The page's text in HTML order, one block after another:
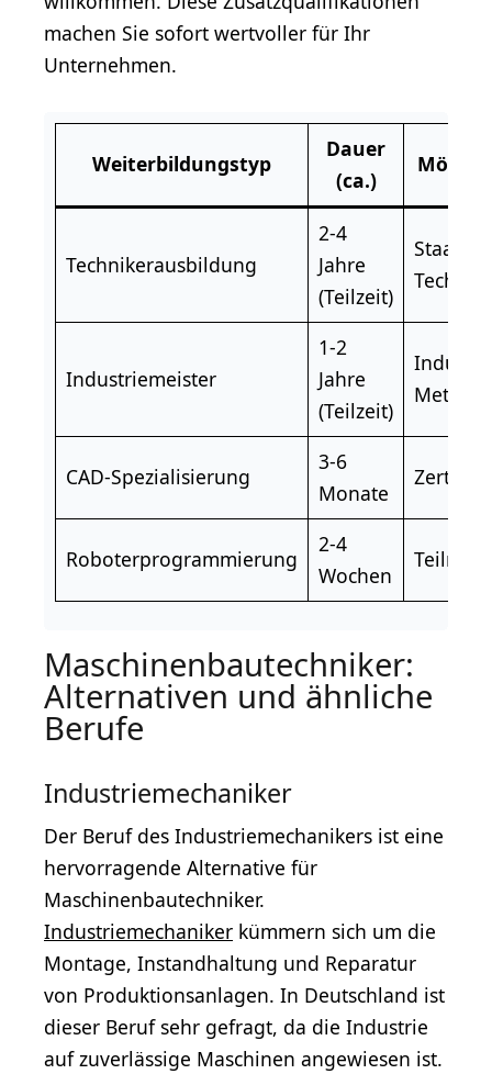
machen Sie sofort wertvoller für Ihr
Unternehmen.
Weiterbildungstyp
Dauer
(ca.)
Technikerausbildung
2-4
Jahre
(Teilzeit)
Industriemeister
1-2
Jahre
(Teilzeit)
Metall
CAD-Spezialisierung
3-6
Monate
Roboterprogrammierung
2-4
Wochen
Maschinenbautechniker:
Alternativen und ähnliche
Berufe
Industriemechaniker
Der Beruf des Industriemechanikers ist eine
hervorragende Alternative für
Maschinenbautechniker.
Industriemechaniker kümmern sich um die
Montage, Instandhaltung und Reparatur
von Produktionsanlagen. In Deutschland ist
dieser Beruf sehr gefragt, da die Industrie
auf zuverlässige Maschinen angewiesen ist.